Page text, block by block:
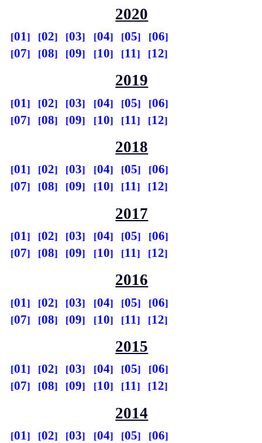
2020
01 02 03 04 05
06
07
08 09 10 11 12
2019
01 02 03 04 05
06
07
08 09 10 11 12
2018
01 02 03 04 05
06
07
08 09 10 11 12
2017
01 02 03 04 05
06
07
08 09 10 11 12
2016
01 02 03 04 05
06
07
08 09 10 11 12
2015
01 02 03 04 05
06
07
08 09 10 11 12
2014
01 02 03 04 05
06